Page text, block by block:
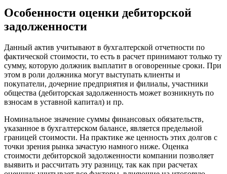
Особенности оценки дебиторской
задолженности
Данный актив учитывают в бухгалтерской отчетности по
фактической стоимости, то есть в расчет принимают только ту
сумму, которую должник выплатит в оговоренные сроки. При
этом в роли должника могут выступать клиенты и
покупатели, дочерние предприятия и филиалы, участники
общества (дебиторская задолженность может возникнуть по
взносам в уставной капитал) и пр.
Номинальное значение суммы финансовых обязательств,
указанное в бухгалтерском балансе, является предельной
границей стоимости. На практике же ценность этих долгов с
точки зрения рынка зачастую намного ниже. Оценка
стоимости дебиторской задолженности компании позволяет
выявить и рассчитать эту разницу, так как при расчетах
Владимир
Волгоград
Волгодонск
Волжск
Волжский
Вологда
Волоколамск
Волосово
Волхов
Вольск
Воркута
Воронеж
Воскресенск
Воткинск